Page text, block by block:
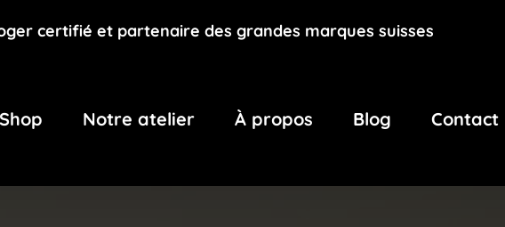
certifié et partenaire des grandes marques suisses
Shop Notre atelier À propos Blog Contact